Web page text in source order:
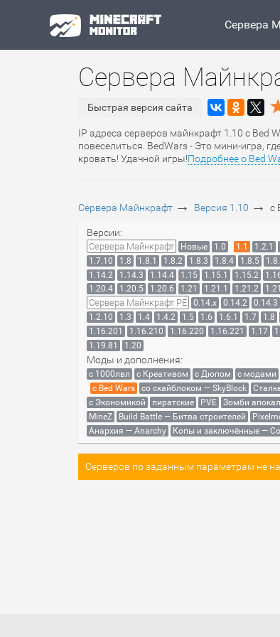
Сервера
Сервера
Быстрая версия сайта
IP адреса серверов майнкрафт 1.10 с Bed
повеселиться. BedWars - Это мини-игра,
кровать! Удачной игры!Подробнее о Bed
Сервера Майнкрафт → Версия 1.10 → с
Версии:
Сервера Майнкрафт Новые 1.0 1.1 1.2.1
1.7.10
1.8 1.8.1 1.8.2 1.8.3 1.8.4 1.8.5
1.14.2
1.14.3 1.14.4 1.15 1.15.1 1.15.2
1.20.4
1.20.5 1.20.6 1.21 1.21.1 1.21.2
Сервера Майнкрафт PE 0.14.x 0.14.2 0.14.3
1.2.10
1.3 1.4 1.4.2 1.5 1.6 1.6.1 1.7 1.8
1.16.201
1.16.210 1.16.220 1.16.221 1.17
1.19.81
1.20
Моды и дополнения:
с 1000лвл c Креативом с Дюпом с модами
с Bed Wars
со скайблоком — SkyBlock
с Экономикой
пиратские PVE Зомби
MineZ
Build Battle — Битва строителей
Анархия — Anarchy
Копы и заключённые —
Серверов по заданным параметрам не